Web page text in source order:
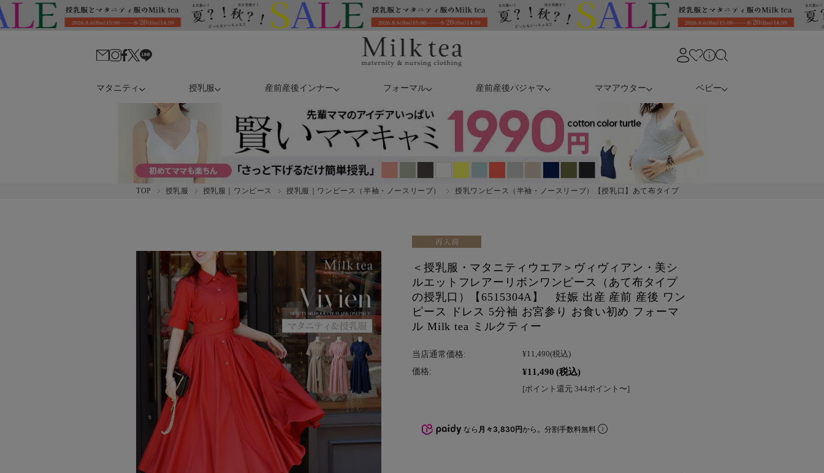
マタニティ 授乳服 産前産後インナー フォーマル 産前産後パジャマ ママアウター ベビー
TOP 授乳服 授乳服｜ワンピース 授乳服｜ワンピース（半袖・ノースリーブ） 授乳ワンピース（半袖・ノースリーブ）【授乳口】あて布タイプ
＜授乳服・マタニティウエア＞ヴィヴィアン・美シ
ルエットフレアーリボンワンピース（あて布タイプ
の授乳口）【6515304A】 妊娠 出産 産前 産後 ワン
ピース ドレス 5分袖 お宮参り お食い初め フォーマ
ル Milk tea ミルクティー
当店通常価格: ¥11,490(税込)
価格: ¥11,490 (税込)
[ポイント還元 344ポイント〜]
なら 月々3,830円から。分割手数料無料